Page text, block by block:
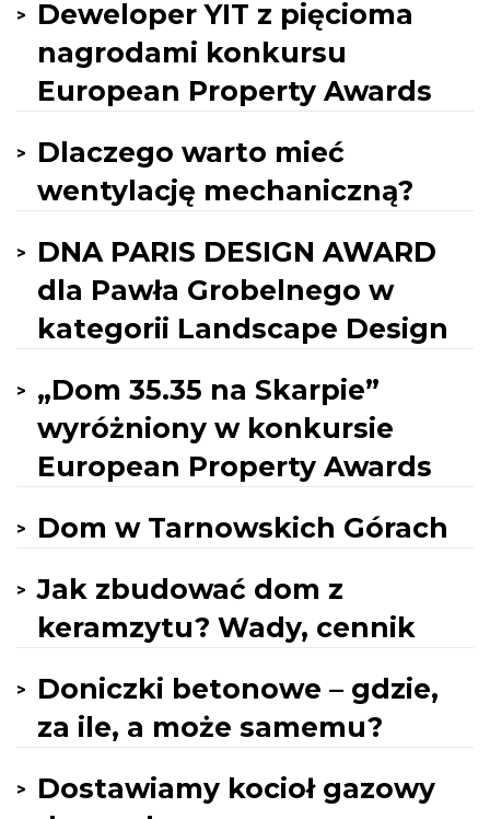
Deweloper YIT z pięcioma
nagrodami konkursu
European Property Awards
Dlaczego warto mieć
wentylację mechaniczną?
DNA PARIS DESIGN AWARD
dla Pawła Grobelnego w
kategorii Landscape Design
„Dom 35.35 na Skarpie”
wyróżniony w konkursie
European Property Awards
Dom w Tarnowskich Górach
Jak zbudować dom z
keramzytu? Wady, cennik
Doniczki betonowe – gdzie,
za ile, a może samemu?
Dostawiamy kocioł gazowy